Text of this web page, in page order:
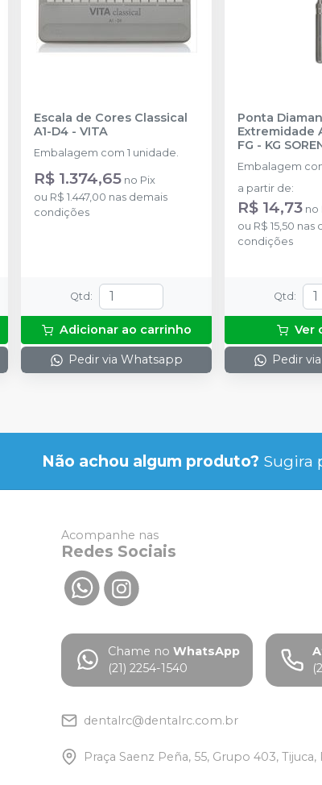
Escala de Cores Classical
A1-D4 -VITA
Embalagem com 1 unidade.
R$ 1.374,65 no Pix
ou R$ 1.447,00 nas demais
condições
Qtd :
Adicionar ao carrinho
Pedir via Whatsapp
Ponta
Extremidade
FG - KG
Embalagem
a partir de:
R$ 14,73 no
ou R$ 15,50 nas
condições
Qtd :
Ver
Pedir
Não achou algum produto? Sugira
Acompanhe nas
Redes Sociais
Chame no WhatsApp
(21) 2254-1540
dentalrc@dentalrc.com.br
Praça Saenz Peña, 55, Grupo 403,